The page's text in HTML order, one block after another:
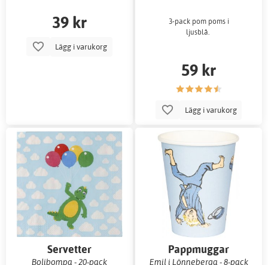
39 kr
Lägg i varukorg
3-pack pom poms i
ljusblå.
59 kr
Lägg i varukorg
Servetter
Bolibompa - 20-pack
Pappmuggar
Emil i Lönneberga - 8-pack